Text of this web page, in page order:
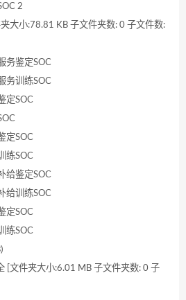
2
小:78.81 KB 子文件夹数: 0 子文件数:
鉴定SOC
训练SOC
定SOC
定SOC
练SOC
鉴定SOC
训练SOC
定SOC
练SOC
文件夹大小:6.01 MB 子文件夹数: 0 子